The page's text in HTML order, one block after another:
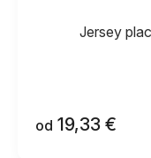
Jersey
od 19,33 €